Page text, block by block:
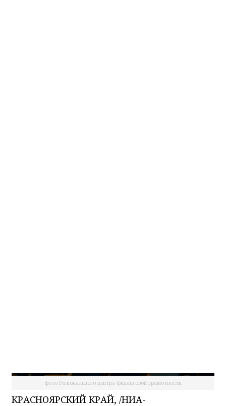
фото Регионального центра финансовой грамотности
КРАСНОЯРСКИЙ КРАЙ, /НИА-